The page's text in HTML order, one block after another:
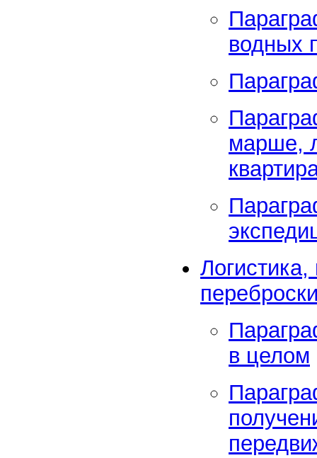
водных
марше,
Логистика,
в целом